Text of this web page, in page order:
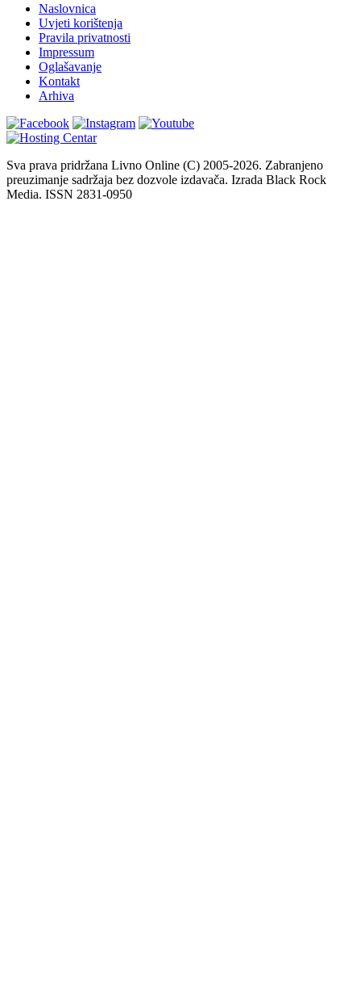
Naslovnica
Uvjeti korištenja
Pravila privatnosti
Impressum
Oglašavanje
Kontakt
Arhiva
Sva prava pridržana Livno Online (C) 2005-2026. Zabranjeno
preuzimanje sadržaja bez dozvole izdavača. Izrada Black Rock
Media. ISSN 2831-0950